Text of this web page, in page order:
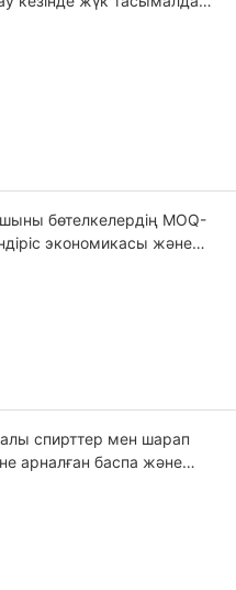
бөтелкелердің MOQ-
экономикасы және
спирттер мен шарап
арналған баспа және